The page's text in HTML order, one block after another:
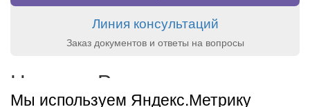
Линия консультаций
Заказ документов и ответы на вопросы
Новости Респекта
Мы используем Яндекс.Метрику